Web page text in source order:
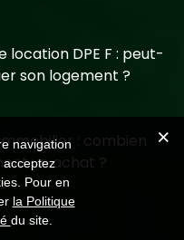
location DPE F : peut-
son logement ?
: combien
un achat ?
navigation
acceptez
Pour en
la Politique
du site.